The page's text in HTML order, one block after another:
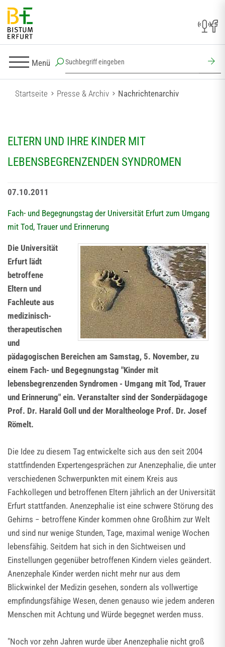
Menü
Startseite Presse & Archiv Nachrichtenarchiv
ELTERN UND IHRE KINDER MIT
LEBENSBEGRENZENDEN SYNDROMEN
07.10.2011
Fach- und Begegnungstag der Universität Erfurt zum Umgang
mit Tod, Trauer und Erinnerung
Die Universität
Erfurt lädt
betroffene
Eltern und
Fachleute aus
medizinisch-
therapeutischen
und
pädagogischen Bereichen am Samstag, 5. November, zu
einem Fach- und Begegnungstag "Kinder mit
lebensbegrenzenden Syndromen - Umgang mit Tod, Trauer
und Erinnerung" ein. Veranstalter sind der Sonderpädagoge
Prof. Dr. Harald Goll und der Moraltheologe Prof. Dr. Josef
Römelt.
Die Idee zu diesem Tag entwickelte sich aus den seit 2004
stattfindenden Expertengesprächen zur Anenzephalie, die unter
verschiedenen Schwerpunkten mit einem Kreis aus
Fachkollegen und betroffenen Eltern jährlich an der Universität
Erfurt stattfanden. Anenzephalie ist eine schwere Störung des
Gehirns − betroffene Kinder kommen ohne Großhirn zur Welt
und sind nur wenige Stunden, Tage, maximal wenige Wochen
lebensfähig. Seitdem hat sich in den Sichtweisen und
Einstellungen gegenüber betroffenen Kindern vieles geändert.
Anenzephale Kinder werden nicht mehr nur aus dem
Blickwinkel der Medizin gesehen, sondern als vollwertige
empfindungsfähige Wesen, denen genauso wie jedem anderen
Menschen mit Achtung und Würde begegnet werden muss.
"Noch vor zehn Jahren wurde über Anenzephalie nicht groß